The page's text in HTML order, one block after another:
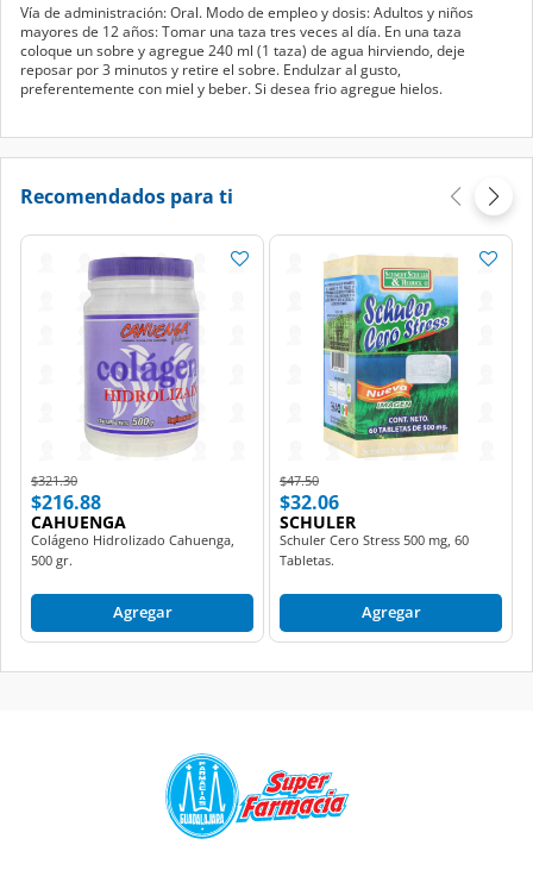
Vía de administración: Oral. Modo de empleo y dosis: Adultos y niños
mayores de 12 años: Tomar una taza tres veces al día. En una taza
coloque un sobre y agregue 240 ml (1 taza) de agua hirviendo, deje
reposar por 3 minutos y retire el sobre. Endulzar al gusto,
preferentemente con miel y beber. Si desea frio agregue hielos.
Recomendados para ti
Price reduced from
$321.30to
$216.88
CAHUENGA
Colágeno Hidrolizado Cahuenga,
500 gr.
Agregar
Price reduced from
$47.50to
$32.06
SCHULER
Schuler Cero Stress 500 mg, 60
Tabletas.
Agregar